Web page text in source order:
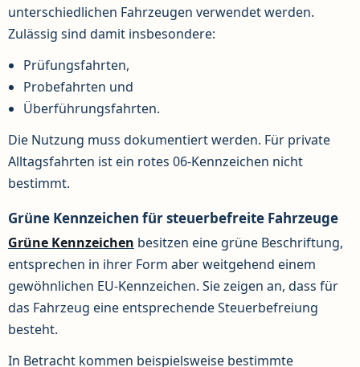
unterschiedlichen Fahrzeugen verwendet werden.
Zulässig sind damit insbesondere:
Prüfungsfahrten,
Probefahrten und
Überführungsfahrten.
Die Nutzung muss dokumentiert werden. Für private
Alltagsfahrten ist ein rotes 06-Kennzeichen nicht
bestimmt.
Grüne Kennzeichen für steuerbefreite Fahrzeuge
Grüne Kennzeichen besitzen eine grüne Beschriftung,
entsprechen in ihrer Form aber weitgehend einem
gewöhnlichen EU-Kennzeichen. Sie zeigen an, dass für
das Fahrzeug eine entsprechende Steuerbefreiung
besteht.
In Betracht kommen beispielsweise bestimmte